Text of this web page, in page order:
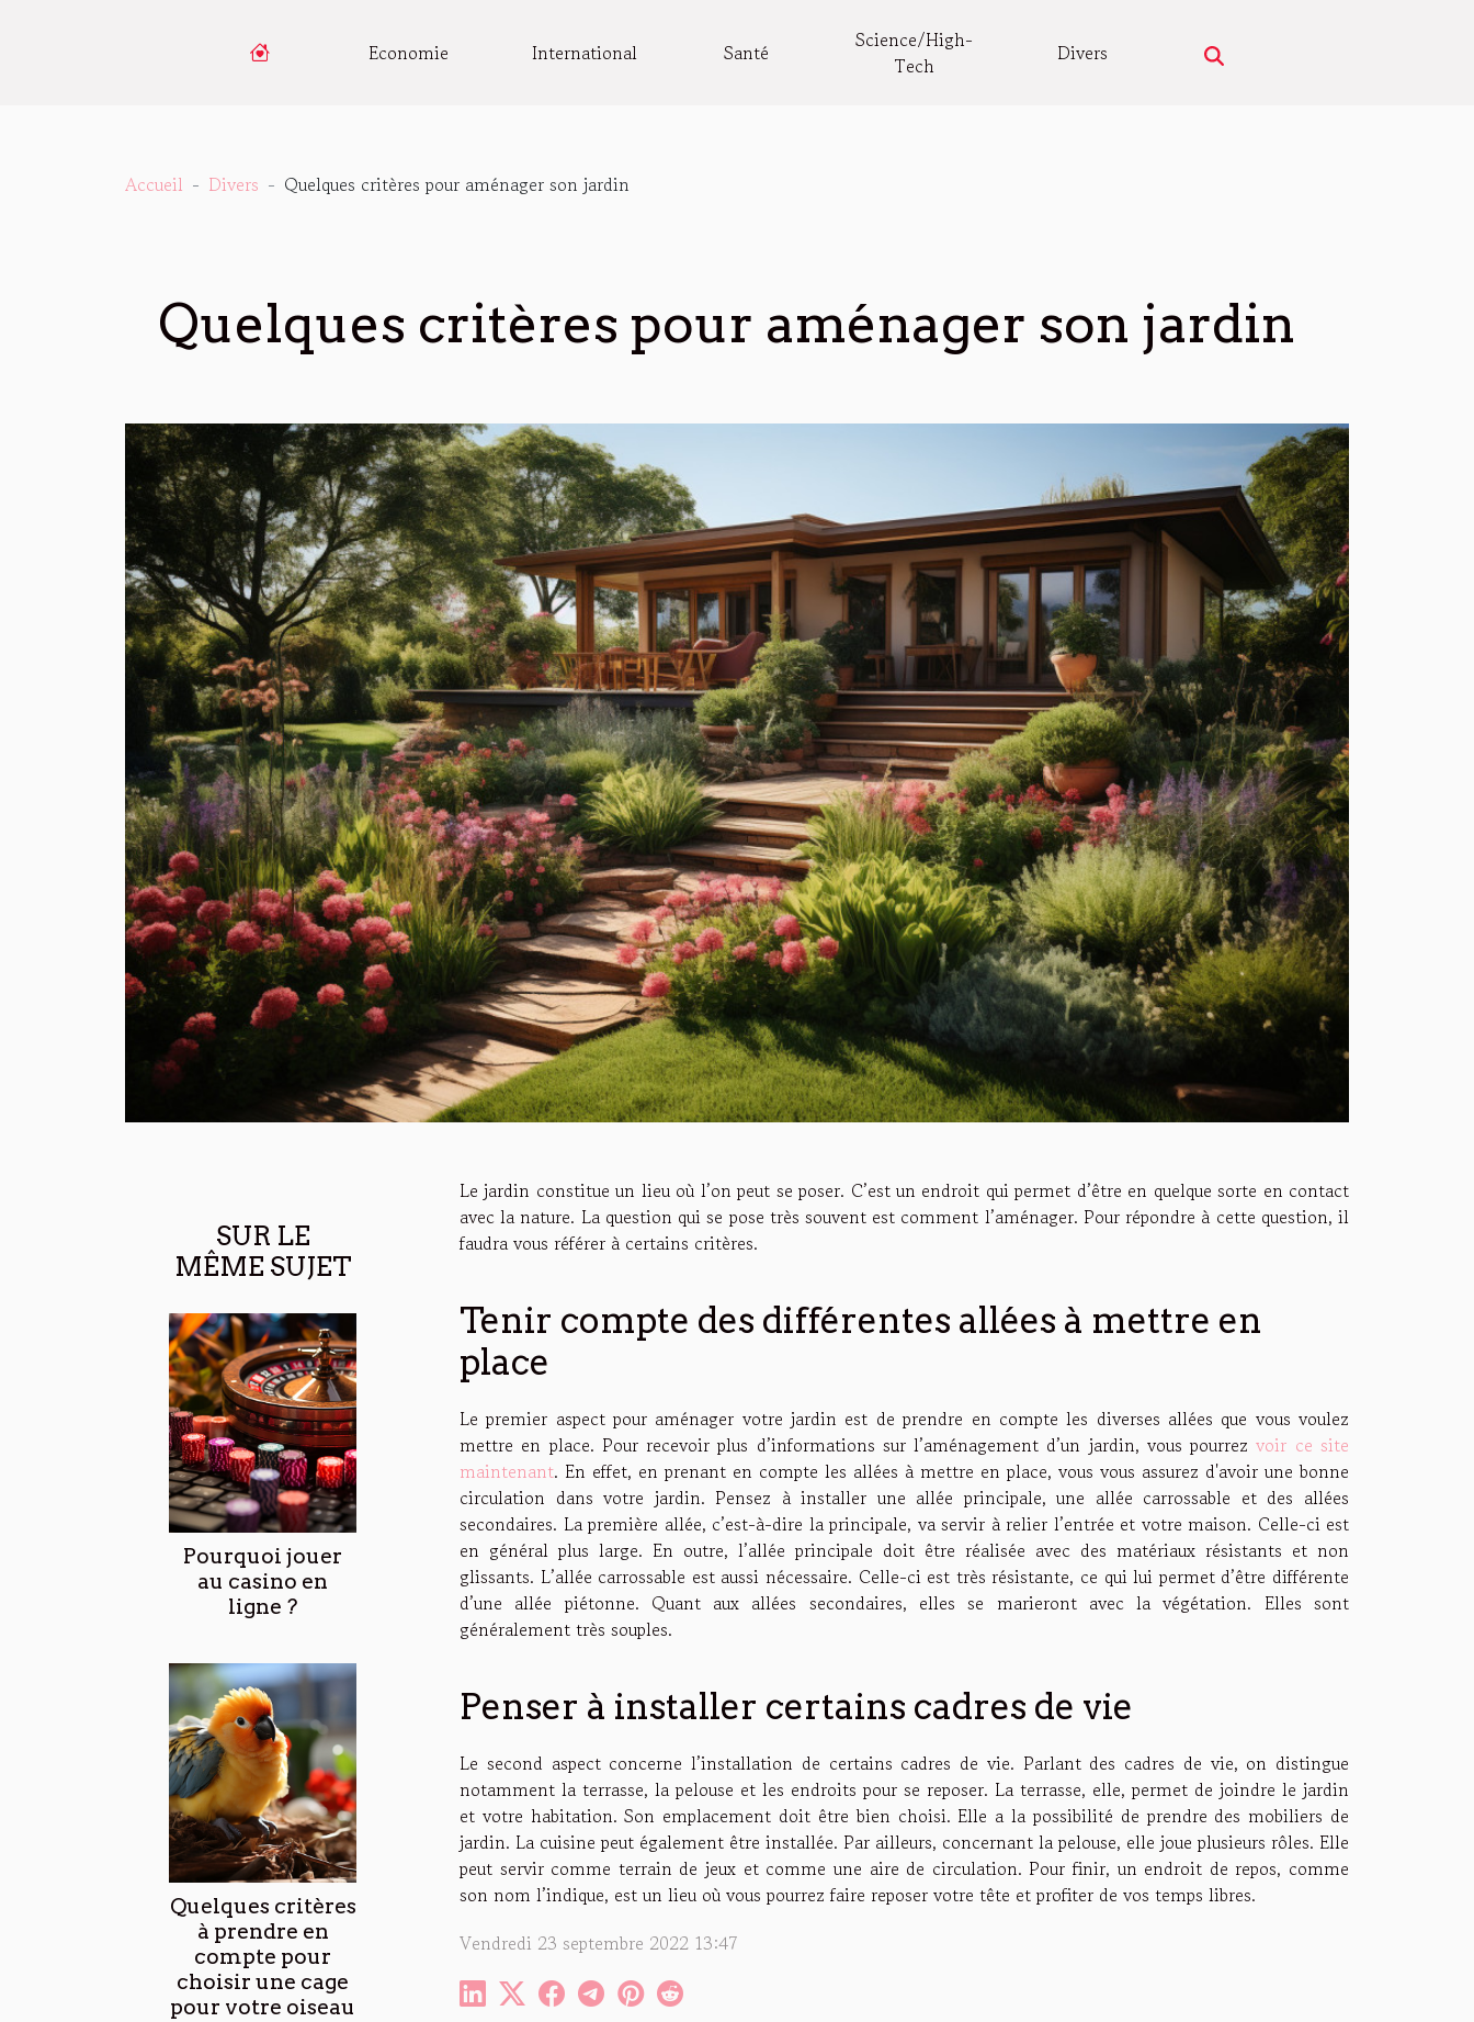
Economie International Santé
Science/High-
Tech
Divers
Accueil Divers Quelques critères pour aménager son jardin
Quelques critères pour aménager son jardin
SUR LE
MÊME SUJET
Pourquoi jouer
au casino en
ligne ?
Quelques critères
à prendre en
compte pour
choisir une cage
pour votre oiseau
Le jardin constitue un lieu où l’on peut se poser. C’est un endroit qui permet d’être en quelque sorte en contact
avec la nature. La question qui se pose très souvent est comment l’aménager. Pour répondre à cette question, il
faudra vous référer à certains critères.
Tenir compte des différentes allées à mettre en
place
Le premier aspect pour aménager votre jardin est de prendre en compte les diverses allées que vous voulez
mettre en place. Pour recevoir plus d’informations sur l’aménagement d’un jardin, vous pourrezvoir ce site
maintenant. En effet, en prenant en compte les allées à mettre en place, vous vous assurez d'avoir une bonne
circulation dans votre jardin. Pensez à installer une allée principale, une allée carrossable et des allées
secondaires. La première allée, c’est-à-dire la principale, va servir à relier l’entrée et votre maison. Celle-ci est
en général plus large. En outre, l’allée principale doit être réalisée avec des matériaux résistants et non
glissants. L’allée carrossable est aussi nécessaire. Celle-ci est très résistante, ce qui lui permet d’être différente
d’une allée piétonne. Quant aux allées secondaires, elles se marieront avec la végétation. Elles sont
généralement très souples.
Penser à installer certains cadres de vie
Le second aspect concerne l’installation de certains cadres de vie. Parlant des cadres de vie, on distingue
notamment la terrasse, la pelouse et les endroits pour se reposer. La terrasse, elle, permet de joindre le jardin
et votre habitation. Son emplacement doit être bien choisi. Elle a la possibilité de prendre des mobiliers de
jardin. La cuisine peut également être installée. Par ailleurs, concernant la pelouse, elle joue plusieurs rôles. Elle
peut servir comme terrain de jeux et comme une aire de circulation. Pour finir, un endroit de repos, comme
son nom l’indique, est un lieu où vous pourrez faire reposer votre tête et profiter de vos temps libres.
Vendredi 23 septembre 2022 13:47